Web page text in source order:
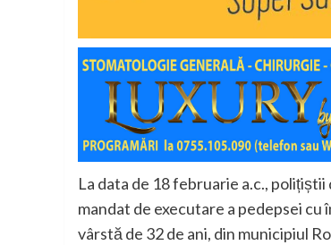
La data de 18 februarie a.c., polițiștii
mandat de executare a pedepsei cu
vârstă de 32 de ani, din municipiul